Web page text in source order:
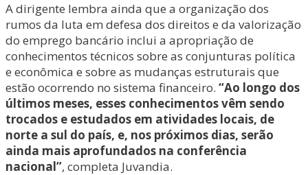
A dirigente lembra ainda que a organização dos
rumos da luta em defesa dos direitos e da valorização
do emprego bancário inclui a apropriação de
conhecimentos técnicos sobre as conjunturas política
e econômica e sobre as mudanças estruturais que
estão ocorrendo no sistema financeiro. “Ao longo dos
últimos meses, esses conhecimentos vêm sendo
trocados e estudados em atividades locais, de
norte a sul do país, e, nos próximos dias, serão
ainda mais aprofundados na conferência
nacional”, completa Juvandia.